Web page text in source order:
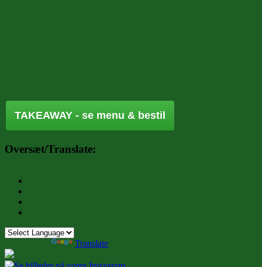
TAKEAWAY - se menu & bestil
Oversæt/Translate:
Translate